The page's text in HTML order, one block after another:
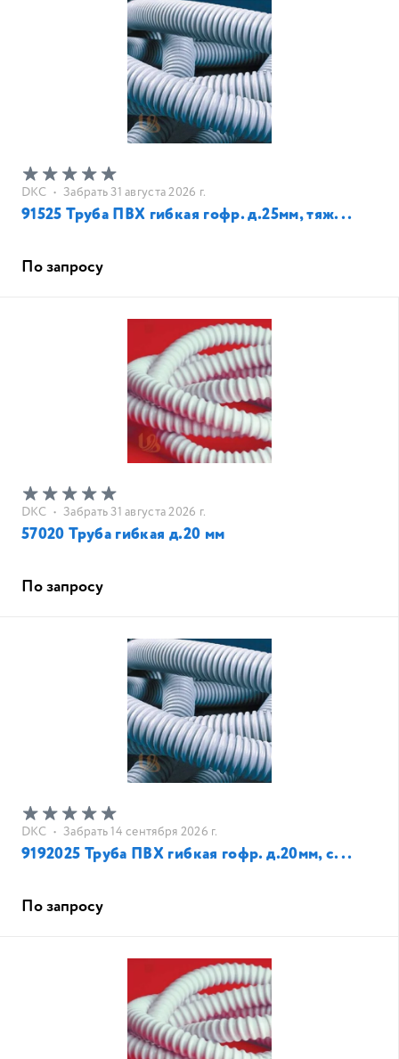
DKC • Забрать 31 августа 2026 г.
91525 Труба ПВХ гибкая гофр. д.25мм, тяж...
По запросу
DKC • Забрать 31 августа 2026 г.
57020 Труба гибкая д.20 мм
По запросу
DKC • Забрать 14 сентября 2026 г.
9192025 Труба ПВХ гибкая гофр. д.20мм, с...
По запросу